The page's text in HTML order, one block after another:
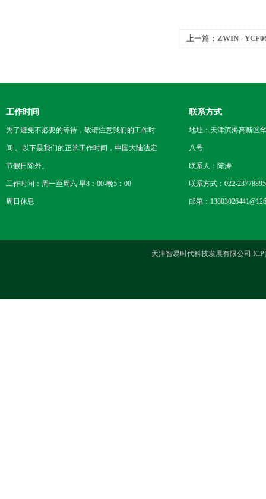
上一篇： ZWIN -
工作时间
为了避免不必要的等待，敬请注意我们的工作时
间 。以下是我们的正常工作时间，中国大陆法定
节假日除外。
工作时间：周一至周六 早8：00-晚5：00
周日休息
联系方式
地址：天津滨海高新区
八号
联系人：陈涛
联系方式：022-23778895
邮箱：
天津智易时代科技发展有限公司 ICP